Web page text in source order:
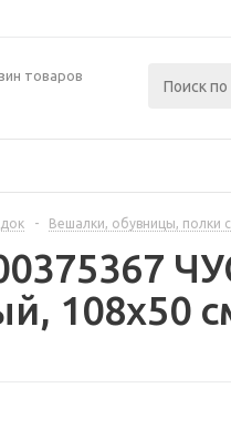
товаров
- Вешалки, обувницы, полки
108x50